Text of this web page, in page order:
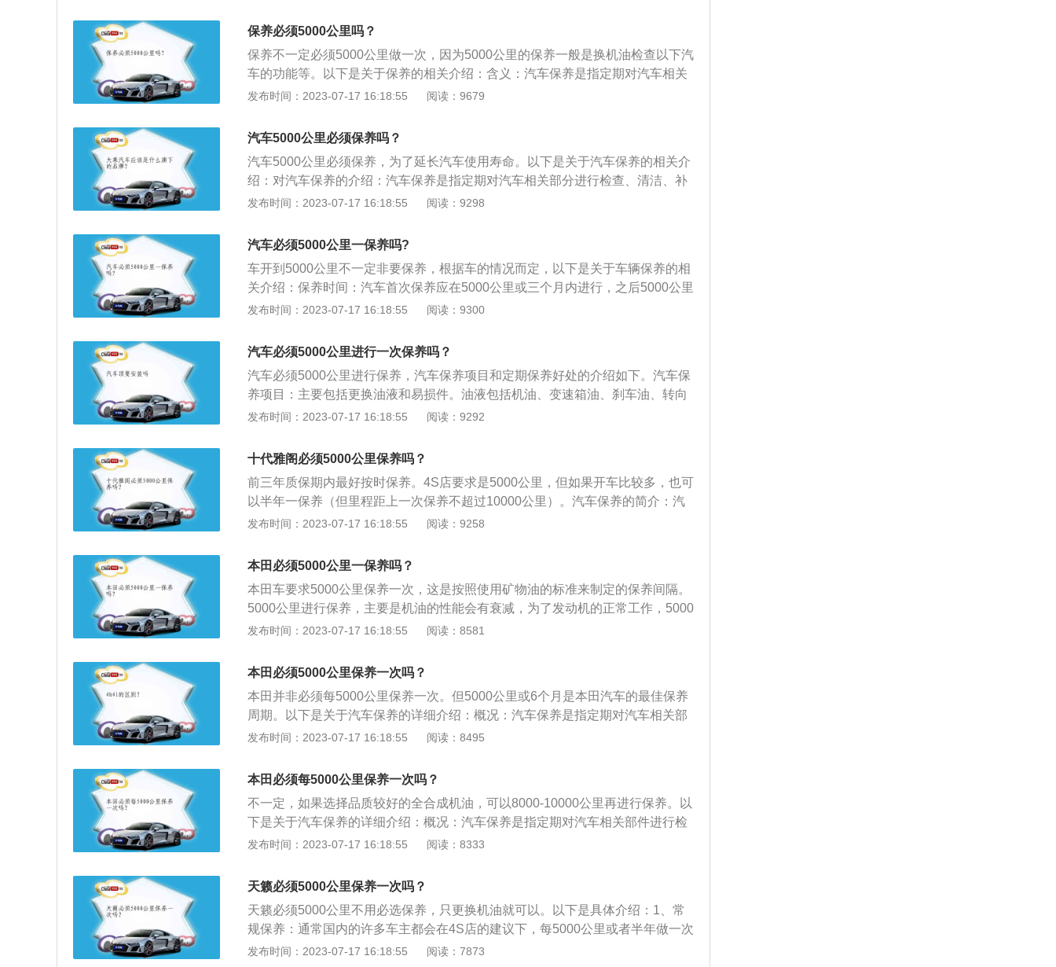
好的性能状态；2、有效提高车辆的效率，降低零件和轮胎的消耗；3、增加行车
安全性；4、避免车辆发生故障；5、减少噪音和对环境的污染；6、保持车辆外
观整洁，防止车辆损伤。
保养必须5000公里吗？
保养不一定必须5000公里做一次，因为5000公里的保养一般是换机油检查以下汽
车的功能等。以下是关于保养的相关介绍：含义：汽车保养是指定期对汽车相关
部分进行检查、清洁、补给、润滑、调整或更换某些零件的预防性工作，又称汽
空调系统、冷却系统、燃油系统、动力转向系统等的保养范围。作用：汽车保养
的目的是保持车容整洁，技术状况正常，消除隐患，预防故障发生，减缓劣化过
程，延长使用周期。
发布时间：2023-07-17 16:18:55 阅读：9679
汽车5000公里必须保养吗？
汽车5000公里必须保养，为了延长汽车使用寿命。以下是关于汽车保养的相关介
绍：对汽车保养的介绍：汽车保养是指定期对汽车相关部分进行检查、清洁、补
给、润滑、调整或更换某些零件的预防性工作，又称汽车维护。汽车保养的内
芯、变速箱油滤芯。添加玻璃水、防冻液、空调制冷剂。检查传动皮带是否有磨
损。清洗节气门、气缸积碳。检查底盘受损情况。检查车身、轮胎。
发布时间：2023-07-17 16:18:55 阅读：9298
汽车必须5000公里一保养吗?
车开到5000公里不一定非要保养，根据车的情况而定，以下是关于车辆保养的相
关介绍：保养时间：汽车首次保养应在5000公里或三个月内进行，之后5000公里
或6个月进行一次保养。保养项目：发动机机油、机油滤清器、变速箱油、火花
定期对汽车相关部分进行检查、清洁、补给、润滑、调整或更换某些零件的预防
性工作,又称汽车维护。汽车保养的目的是保持车容整洁,技术状况正常,消除隐患,
预防故障发生,减缓劣化过程,延长使用周期。
发布时间：2023-07-17 16:18:55 阅读：9300
汽车必须5000公里进行一次保养吗？
汽车必须5000公里进行保养，汽车保养项目和定期保养好处的介绍如下。汽车保
养项目：主要包括更换油液和易损件。油液包括机油、变速箱油、刹车油、转向
助力油、冷却液、玻璃水和电解液等，易损件包括皮带、雨刷、火花塞、点火线
汽车的性能，延长汽车的使用寿命。据相关的汽车保养试验计划表示，汽车保养
得当，在行驶的过程中能节约百分之11.36的燃油，在整车保养过后，汽车在怠速
行驶时，CO的排放可降低百分之45.37。
发布时间：2023-07-17 16:18:55 阅读：9292
十代雅阁必须5000公里保养吗？
前三年质保期内最好按时保养。4S店要求是5000公里，但如果开车比较多，也可
以半年一保养（但里程距上一次保养不超过10000公里）。汽车保养的简介：汽
车保养是指定期对汽车相关部分进行检查、清洁、补给、润滑、调整或更换某些
洁，技术状况正常，消除隐患，预防故障发生，减缓劣化过程，延长使用周期。
发布时间：2023-07-17 16:18:55 阅读：9258
本田必须5000公里一保养吗？
本田车要求5000公里保养一次，这是按照使用矿物油的标准来制定的保养间隔。
5000公里进行保养，主要是机油的性能会有衰减，为了发动机的正常工作，5000
公里或者半年左右，可以选择去做保养。汽车首保：部分厂商会根据时间或里程
费，所以一定要记得去做，以免错过首保而影响汽车三保的问题。汽车保养的项
目：汽车保养主要保养项目有更换发动机机油、机油滤清器、变速箱油、火花
塞、空调滤清器、空气滤清器、制动液等。不过并不是每一次保养所以都要更
换，这取决于使用寿命。除此之外，保养还涉及到发动机、变速箱、冷气系统、
转向系统、制动系统、悬挂、车身、轮胎多个系统数十个项目的检测与维护。
发布时间：2023-07-17 16:18:55 阅读：8581
本田必须5000公里保养一次吗？
本田并非必须每5000公里保养一次。但5000公里或6个月是本田汽车的最佳保养
周期。以下是关于汽车保养的详细介绍：概况：汽车保养是指定期对汽车相关部
件进行检查、清洁、补给、润滑、调整或更换某些零件的预防性工作，又称汽车
统、冷却系统、燃油系统、动力转向系统等的保养范围。作用：汽车保养的目的
是保持车容整洁和技术状况正常，消除隐患，预防故障发生，减缓劣化过程，延
长使用周期。
发布时间：2023-07-17 16:18:55 阅读：8495
本田必须每5000公里保养一次吗？
不一定，如果选择品质较好的全合成机油，可以8000-10000公里再进行保养。以
下是关于汽车保养的详细介绍：概况：汽车保养是指定期对汽车相关部件进行检
查、清洁、补给、润滑、调整或更换某些零件的预防性工作，又称汽车维护。目
统、燃油系统、动力转向系统等的保养范围。作用：汽车保养的目的是保持车容
整洁和技术状况正常，消除隐患，预防故障发生，减缓劣化过程，延长使用周
期。
发布时间：2023-07-17 16:18:55 阅读：8333
天籁必须5000公里保养一次吗？
天籁必须5000公里不用必选保养，只更换机油就可以。以下是具体介绍：1、常
规保养：通常国内的许多车主都会在4S店的建议下，每5000公里或者半年做一次
常规保养，基本上都是更换机油、机滤和空气滤芯。2、机油功能：主要功能是
发布时间：2023-07-17 16:18:55 阅读：7873